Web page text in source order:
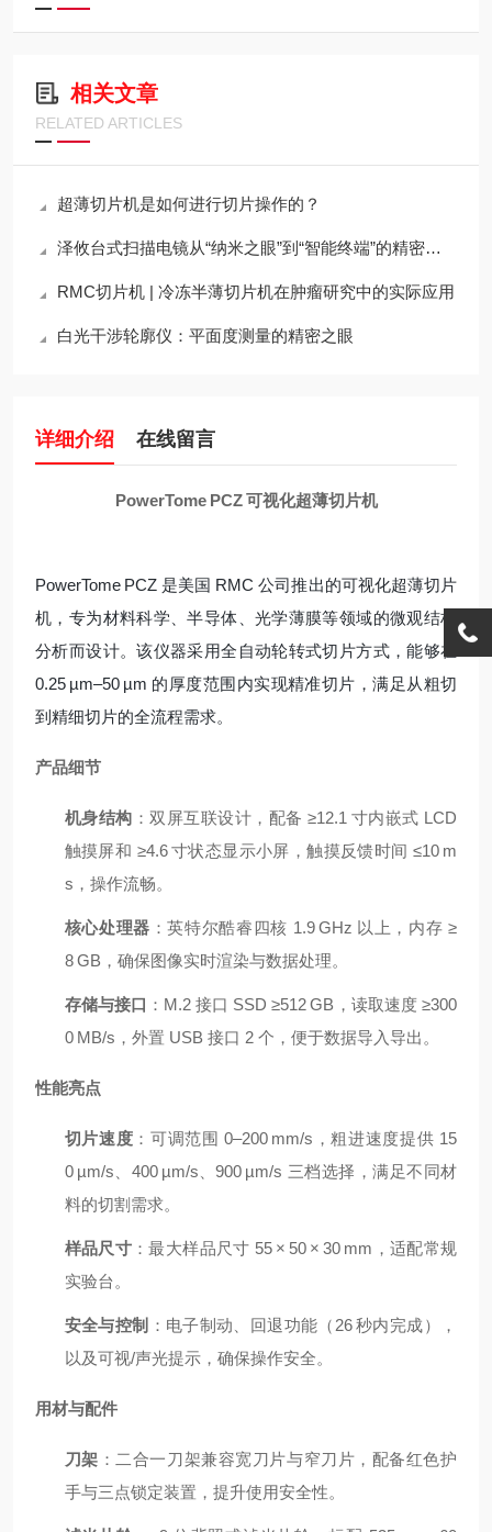
相关文章
RELATED ARTICLES
超薄切片机是如何进行切片操作的？
泽攸台式扫描电镜从“纳米之眼”到“智能终端”的精密架构
RMC切片机 | 冷冻半薄切片机在肿瘤研究中的实际应用
白光干涉轮廓仪：平面度测量的精密之眼
详细介绍 在线留言
PowerTome PCZ 可视化超薄切片机
PowerTome PCZ 是美国 RMC 公司推出的可视化超薄切片
机，专为材料科学、半导体、光学薄膜等领域的微观结构
分析而设计。该仪器采用全自动轮转式切片方式，能够在
0.25 µm–50 µm 的厚度范围内实现精准切片，满足从粗切
到精细切片的全流程需求。
产品细节
机身结构 ：双屏互联设计，配备 ≥12.1 寸内嵌式 LCD
触摸屏和 ≥4.6 寸状态显示小屏，触摸反馈时间 ≤10 m
s，操作流畅。
核心处理器 ：英特尔酷睿四核 1.9 GHz 以上，内存 ≥
8 GB，确保图像实时渲染与数据处理。
存储与接口 ：M.2 接口 SSD ≥512 GB，读取速度 ≥300
0 MB/s，外置 USB 接口 2 个，便于数据导入导出。
性能亮点
切片速度 ：可调范围 0–200 mm/s，粗进速度提供 15
0 µm/s、400 µm/s、900 µm/s 三档选择，满足不同材
料的切割需求。
样品尺寸 ：最大样品尺寸 55 × 50 × 30 mm，适配常规
实验台。
安全与控制 ：电子制动、回退功能（26 秒内完成），
以及可视/声光提示，确保操作安全。
用材与配件
刀架 ：二合一刀架兼容宽刀片与窄刀片，配备红色护
手与三点锁定装置，提升使用安全性。